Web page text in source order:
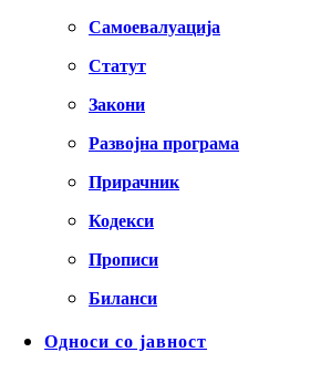
Самоевалуација
Статут
Закони
Развојна програма
Прирачник
Кодекси
Прописи
Биланси
Односи со јавност